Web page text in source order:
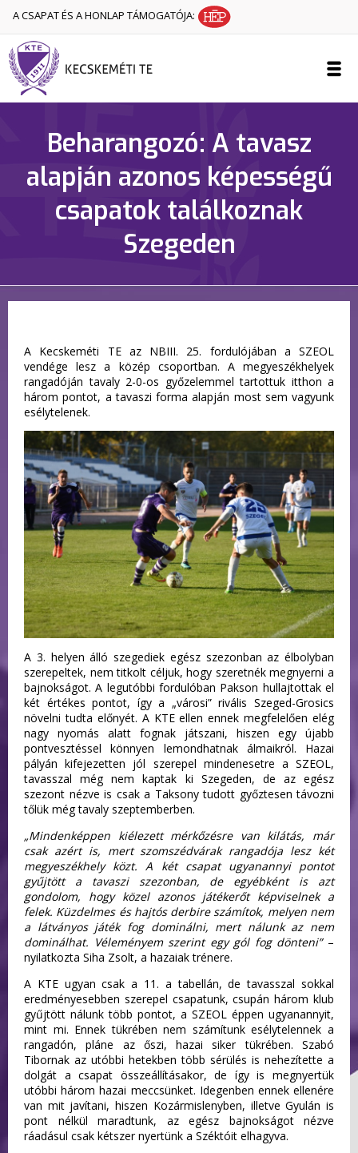
A CSAPAT ÉS A HONLAP TÁMOGATÓJA:
Beharangozó: A tavasz
alapján azonos képességű
csapatok találkoznak
Szegeden
A Kecskeméti TE az NBIII. 25. fordulójában a SZEOL
vendége lesz a közép csoportban. A megyeszékhelyek
rangadóján tavaly 2-0-os győzelemmel tartottuk itthon a
három pontot, a tavaszi forma alapján most sem vagyunk
esélytelenek.
A 3. helyen álló szegediek egész szezonban az élbolyban
szerepeltek, nem titkolt céljuk, hogy szeretnék megnyerni a
bajnokságot. A legutóbbi fordulóban Pakson hullajtottak el
két értékes pontot, így a „városi” rivális Szeged-Grosics
növelni tudta előnyét. A KTE ellen ennek megfelelően elég
nagy nyomás alatt fognak játszani, hiszen egy újabb
pontvesztéssel könnyen lemondhatnak álmaikról. Hazai
pályán kifejezetten jól szerepel mindenesetre a SZEOL,
tavasszal még nem kaptak ki Szegeden, de az egész
szezont nézve is csak a Taksony tudott győztesen távozni
tőlük még tavaly szeptemberben.
„Mindenképpen kiélezett mérkőzésre van kilátás, már
csak azért is, mert szomszédvárak rangadója lesz két
megyeszékhely közt. A két csapat ugyanannyi pontot
gyűjtött a tavaszi szezonban, de egyébként is azt
gondolom, hogy közel azonos játékerőt képviselnek a
felek. Küzdelmes és hajtós derbire számítok, melyen nem
a látványos játék fog dominálni, mert nálunk az nem
dominálhat. Véleményem szerint egy gól fog dönteni”–
nyilatkozta Siha Zsolt, a hazaiak trénere.
A KTE ugyan csak a 11. a tabellán, de tavasszal sokkal
eredményesebben szerepel csapatunk, csupán három klub
gyűjtött nálunk több pontot, a SZEOL éppen ugyanannyit,
mint mi. Ennek tükrében nem számítunk esélytelennek a
rangadón, pláne az őszi, hazai siker tükrében. Szabó
Tibornak az utóbbi hetekben több sérülés is nehezítette a
dolgát a csapat összeállításakor, de így is megnyertük
utóbbi három hazai meccsünket. Idegenben ennek ellenére
van mit javítani, hiszen Kozármislenyben, illetve Gyulán is
pont nélkül maradtunk, az egész bajnokságot nézve
ráadásul csak kétszer nyertünk a Széktóit elhagyva.